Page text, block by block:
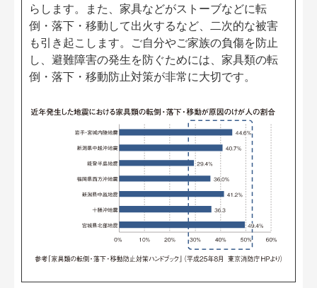
らします。また、家具などがストーブなどに転
倒・落下・移動して出火するなど、二次的な被害
も引き起こします。ご自分やご家族の負傷を防止
し、避難障害の発生を防ぐためには、家具類の転
倒・落下・移動防止対策が非常に大切です。